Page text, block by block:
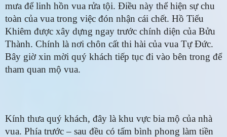
mưa để linh hồn vua rửa tội. Điều này thể hiện sự chu
toàn của vua trong việc đón nhận cái chết. Hồ Tiểu
Khiêm được xây dựng ngay trước chính diện của Bửu
Thành. Chính là nơi chôn cất thi hài của vua Tự Đức.
Bây giờ xin mời quý khách tiếp tục đi vào bên trong để
tham quan mộ vua.
Kính thưa quý khách, đây là khu vực bia mộ của nhà
vua. Phía trước – sau đều có tấm bình phong làm tiền